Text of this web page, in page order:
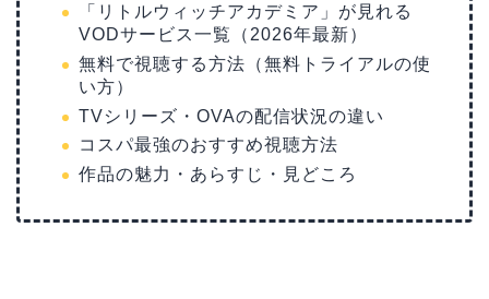
「リトルウィッチアカデミア」が見れる
VODサービス一覧（2026年最新）
無料で視聴する方法（無料トライアルの使
い方）
TVシリーズ・OVAの配信状況の違い
コスパ最強のおすすめ視聴方法
作品の魅力・あらすじ・見どころ